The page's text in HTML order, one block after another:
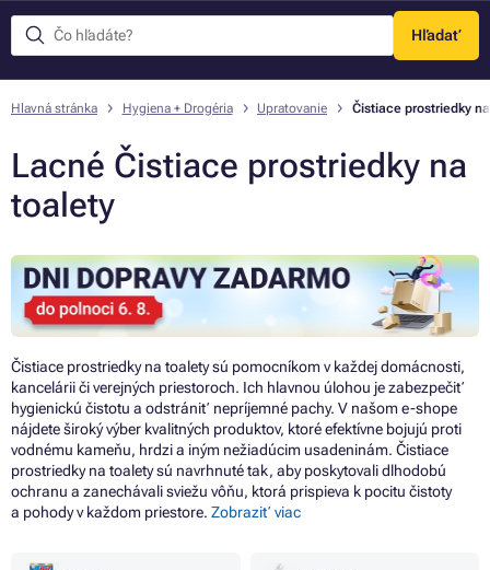
Hľadať
Menu
Hlavná stránka Hygiena + Drogéria Upratovanie Čistiace prostriedky
Lacné Čistiace prostriedky na
toalety
Čistiace prostriedky na toalety sú pomocníkom v každej domácnosti,
kancelárii či verejných priestoroch. Ich hlavnou úlohou je zabezpečiť
hygienickú čistotu a odstrániť nepríjemné pachy. V našom e-shope
nájdete široký výber kvalitných produktov, ktoré efektívne bojujú proti
vodnému kameňu, hrdzi a iným nežiadúcim usadeninám. Čistiace
prostriedky na toalety sú navrhnuté tak, aby poskytovali dlhodobú
ochranu a zanechávali sviežu vôňu, ktorá prispieva k pocitu čistoty
a pohody v každom priestore. Zobraziť viac